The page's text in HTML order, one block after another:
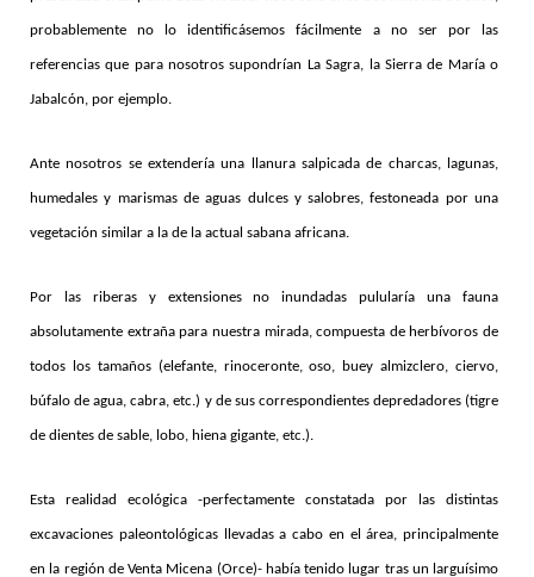
probablemente no lo identificásemos fácilmente a no ser por las
referencias que para nosotros supondrían La Sagra, la Sierra de María o
Jabalcón, por ejemplo.
Ante nosotros se extendería una llanura salpicada de charcas, lagunas,
humedales y marismas de aguas dulces y salobres, festoneada por una
vegetación similar a la de la actual sabana africana.
Por las riberas y extensiones no inundadas pulularía una fauna
absolutamente extraña para nuestra mirada, compuesta de herbívoros de
todos los tamaños (elefante, rinoceronte, oso, buey almizclero, ciervo,
búfalo de agua, cabra, etc.) y de sus correspondientes depredadores (tigre
de dientes de sable, lobo, hiena gigante, etc.).
Esta realidad ecológica -perfectamente constatada por las distintas
excavaciones paleontológicas llevadas a cabo en el área, principalmente
en la región de Venta Micena (Orce)- había tenido lugar tras un larguísimo